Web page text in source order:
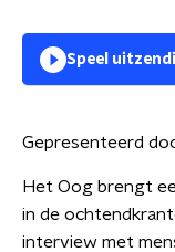
Speel
Gepresenteerd
Het Oog brengt
in de
interview met